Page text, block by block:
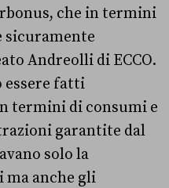
che in termini
sicuramente
Andreolli di ECCO.
essere fatti
termini di consumi e
garantite dal
solo la
ma anche gli